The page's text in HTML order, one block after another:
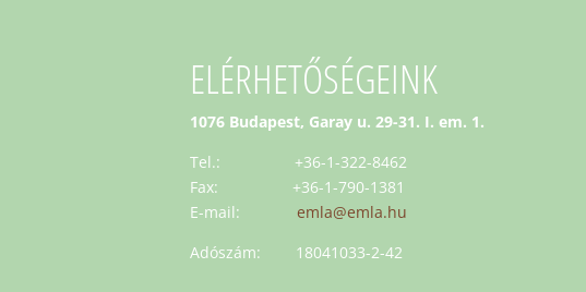
ELÉRHETŐSÉGEINK
1076 Budapest, Garay u. 29-31. I. em. 1.
Tel.: +36-1-322-8462
Fax: +36-1-790-1381
E-mail:emla@emla.hu
Adószám: 18041033-2-42